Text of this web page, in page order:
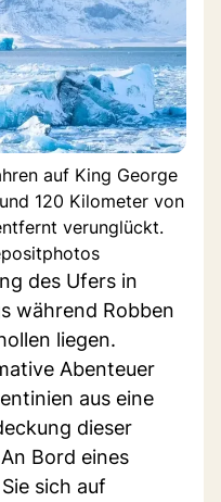
auf King George
120 Kilometer von
verunglückt.
des Ufers in
während Robben
liegen.
Abenteuer
aus eine
dieser
Bord eines
sich auf